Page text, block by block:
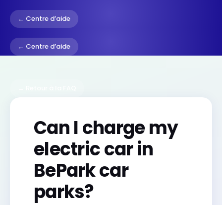
← Centre d’aide
← Centre d’aide
Can I charge my
electric car in
BePark car
parks?